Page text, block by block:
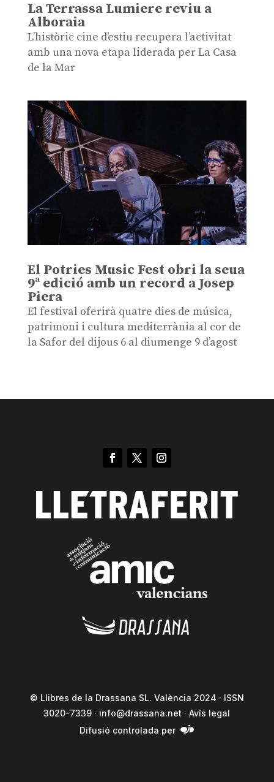
La Terrassa Lumiere reviu a
Alboraia
L’històric cine d’estiu recupera l’activitat
amb una nova etapa liderada per La Casa
de la Mar
El Potries Music Fest obri la seua
9ª edició amb un record a Josep
Piera
El festival oferirà quatre dies de música,
patrimoni i cultura mediterrània al cor de
la Safor del dijous 6 al diumenge 9 d’agost
© Llibres de la Drassana SL. València 2024 · ISSN
3020-7339 · info@drassana.net ·Avís legal
Difusió controlada per